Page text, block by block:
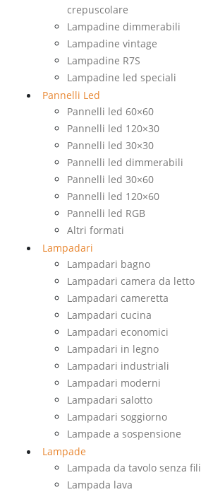
crepuscolare
Lampadine dimmerabili
Lampadine vintage
Lampadine R7S
Lampadine led speciali
Pannelli Led
Pannelli led 60×60
Pannelli led 120×30
Pannelli led 30×30
Pannelli led dimmerabili
Pannelli led 30×60
Pannelli led 120×60
Pannelli led RGB
Altri formati
Lampadari
Lampadari bagno
Lampadari camera da letto
Lampadari cameretta
Lampadari cucina
Lampadari economici
Lampadari in legno
Lampadari industriali
Lampadari moderni
Lampadari salotto
Lampadari soggiorno
Lampade a sospensione
Lampade
Lampada da tavolo senza fili
Lampada lava